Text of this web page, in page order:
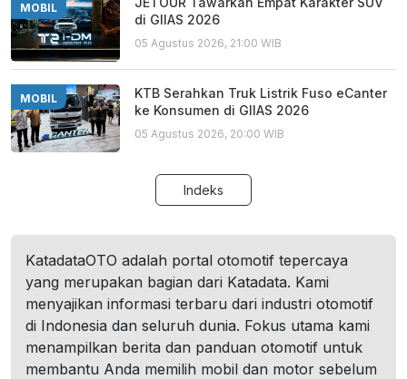
MOBIL
di GIIAS 2026
05 Agustus 2026, 21:00 WIB
MOBIL
KTB Serahkan Truk Listrik Fuso eCanter
ke Konsumen di GIIAS 2026
05 Agustus 2026, 20:00 WIB
Indeks
KatadataOTO adalah portal otomotif tepercaya
yang merupakan bagian dari Katadata. Kami
menyajikan informasi terbaru dari industri otomotif
di Indonesia dan seluruh dunia. Fokus utama kami
menampilkan berita dan panduan otomotif untuk
membantu Anda memilih mobil dan motor sebelum